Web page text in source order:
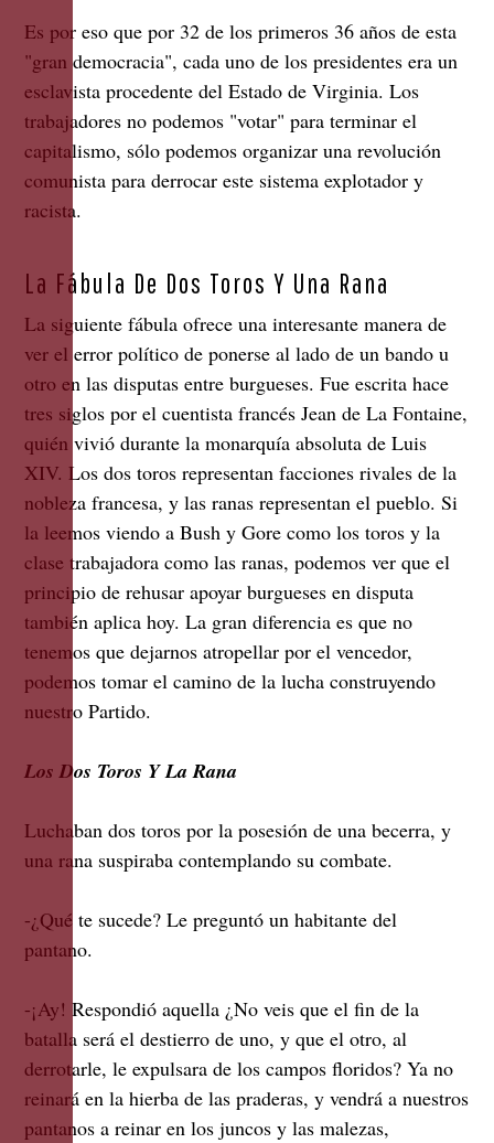
Es por eso que por 32 de los primeros 36 años de esta
"gran democracia", cada uno de los presidentes era un
esclavista procedente del Estado de Virginia. Los
trabajadores no podemos "votar" para terminar el
capitalismo, sólo podemos organizar una revolución
comunista para derrocar este sistema explotador y
racista.
La Fábula De Dos Toros Y Una Rana
La siguiente fábula ofrece una interesante manera de
ver el error político de ponerse al lado de un bando u
otro en las disputas entre burgueses. Fue escrita hace
tres siglos por el cuentista francés Jean de La Fontaine,
quién vivió durante la monarquía absoluta de Luis
XIV. Los dos toros representan facciones rivales de la
nobleza francesa, y las ranas representan el pueblo. Si
la leemos viendo a Bush y Gore como los toros y la
clase trabajadora como las ranas, podemos ver que el
principio de rehusar apoyar burgueses en disputa
también aplica hoy. La gran diferencia es que no
tenemos que dejarnos atropellar por el vencedor,
podemos tomar el camino de la lucha construyendo
nuestro Partido.
Los Dos Toros Y La Rana
Luchaban dos toros por la posesión de una becerra, y
una rana suspiraba contemplando su combate.
-¿Qué te sucede? Le preguntó un habitante del
pantano.
-¡Ay! Respondió aquella ¿No veis que el fin de la
batalla será el destierro de uno, y que el otro, al
derrotarle, le expulsara de los campos floridos? Ya no
reinará en la hierba de las praderas, y vendrá a nuestros
pantanos a reinar en los juncos y las malezas,